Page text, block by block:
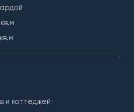
и коттеджей